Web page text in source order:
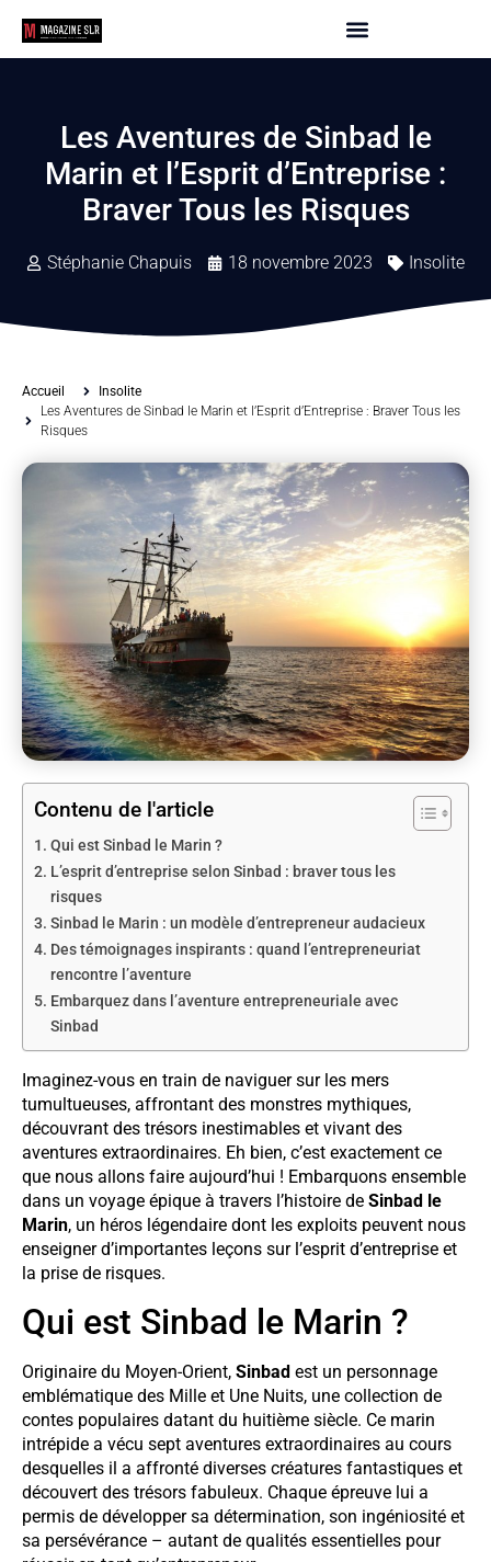
Les Aventures de Sinbad le
Marin et l’Esprit d’Entreprise :
Braver Tous les Risques
Stéphanie Chapuis 18 novembre 2023 Insolite
Accueil
Insolite
Les Aventures de Sinbad le Marin et l’Esprit d’Entreprise : Braver Tous les
Risques
Contenu de l'article
Qui est Sinbad le Marin ?
L’esprit d’entreprise selon Sinbad : braver tous les
risques
Sinbad le Marin : un modèle d’entrepreneur audacieux
Des témoignages inspirants : quand l’entrepreneuriat
rencontre l’aventure
Embarquez dans l’aventure entrepreneuriale avec
Sinbad
Imaginez-vous en train de naviguer sur les mers
tumultueuses, affrontant des monstres mythiques,
découvrant des trésors inestimables et vivant des
aventures extraordinaires. Eh bien, c’est exactement ce
que nous allons faire aujourd’hui ! Embarquons ensemble
dans un voyage épique à travers l’histoire de Sinbad le
Marin, un héros légendaire dont les exploits peuvent nous
enseigner d’importantes leçons sur l’esprit d’entreprise et
la prise de risques.
Qui est Sinbad le Marin ?
Originaire du Moyen-Orient, Sinbad est un personnage
emblématique des Mille et Une Nuits, une collection de
contes populaires datant du huitième siècle. Ce marin
intrépide a vécu sept aventures extraordinaires au cours
desquelles il a affronté diverses créatures fantastiques et
découvert des trésors fabuleux. Chaque épreuve lui a
permis de développer sa détermination, son ingéniosité et
sa persévérance – autant de qualités essentielles pour